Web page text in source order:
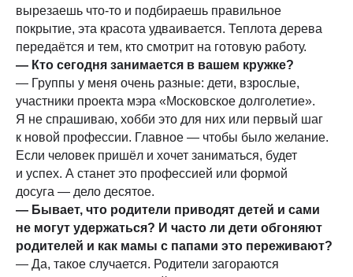
вырезаешь что-то и подбираешь правильное
покрытие, эта красота удваивается. Теплота дерева
передаётся и тем, кто смотрит на готовую работу.
— Кто сегодня занимается в вашем кружке?
— Группы у меня очень разные: дети, взрослые,
участники проекта мэра «Московское долголетие».
Я не спрашиваю, хобби это для них или первый шаг
к новой профессии. Главное — чтобы было желание.
Если человек пришёл и хочет заниматься, будет
и успех. А станет это профессией или формой
досуга — дело десятое.
— Бывает, что родители приводят детей и сами
не могут удержаться? И часто ли дети обгоняют
родителей и как мамы с папами это переживают?
— Да, такое случается. Родители загораются